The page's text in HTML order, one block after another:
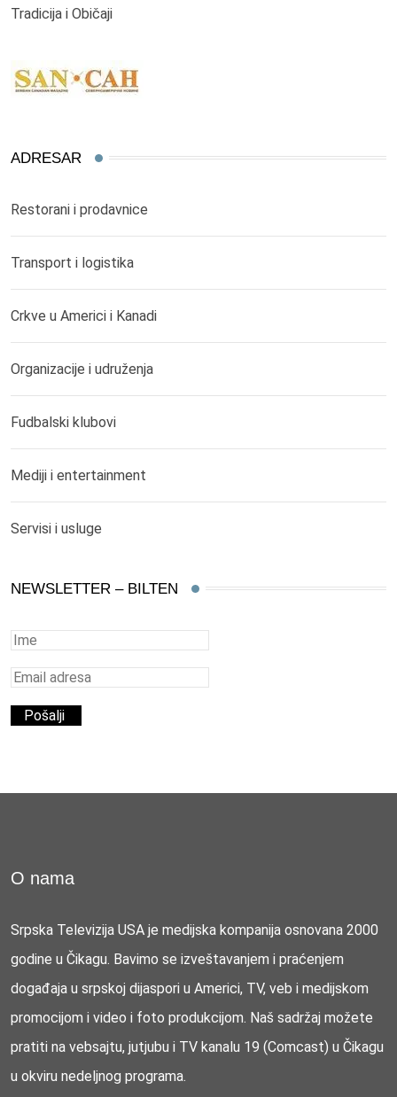
Tradicija i Običaji
ADRESAR
Restorani i prodavnice
Transport i logistika
Crkve u Americi i Kanadi
Organizacije i udruženja
Fudbalski klubovi
Mediji i entertainment
Servisi i usluge
NEWSLETTER – BILTEN
O nama
Srpska Televizija USA je medijska kompanija osnovana 2000
godine u Čikagu. Bavimo se izveštavanjem i praćenjem
događaja u srpskoj dijaspori u Americi, TV, veb i medijskom
promocijom i video i foto produkcijom. Naš sadržaj možete
pratiti na vebsajtu, jutjubu i TV kanalu 19 (Comcast) u Čikagu
u okviru nedeljnog programa.